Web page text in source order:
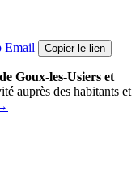
Email Copier le lien
Goux-les-Usiers et
auprès des habitants et